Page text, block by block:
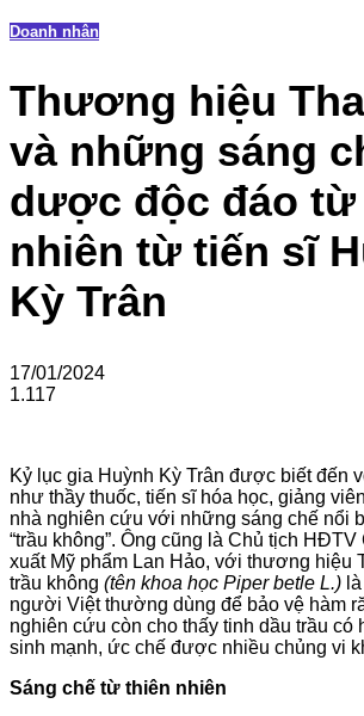
Doanh nhân
Thương hiệu
và những sáng
dược độc đáo từ
nhiên từ tiến sĩ
Kỳ Trân
17/01/2024
1.117
Kỷ lục gia Huỳnh Kỳ Trân được biết đến
như thầy thuốc, tiến sĩ hóa học, giảng
nhà nghiên cứu với những sáng chế nổi
“trầu không”. Ông cũng là Chủ tịch
xuất Mỹ phẩm Lan Hảo, với thương hiệu
trầu không (tên khoa học Piper betle L.)
người Việt thường dùng để bảo vệ hàm
nghiên cứu còn cho thấy tinh dầu trầu có
sinh mạnh, ức chế được nhiều chủng vi
Sáng chế từ thiên nhiên